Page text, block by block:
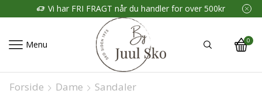
Vi har FRI FRAGT når du handler for over 500kr
Menu 0
Forside Dame Sandaler